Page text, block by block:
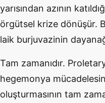
yarısından azının
örgütsel krize dönüşür.
laik burjuvazinin
Tam zamanıdır.
hegemonya
oluşturmasının tam